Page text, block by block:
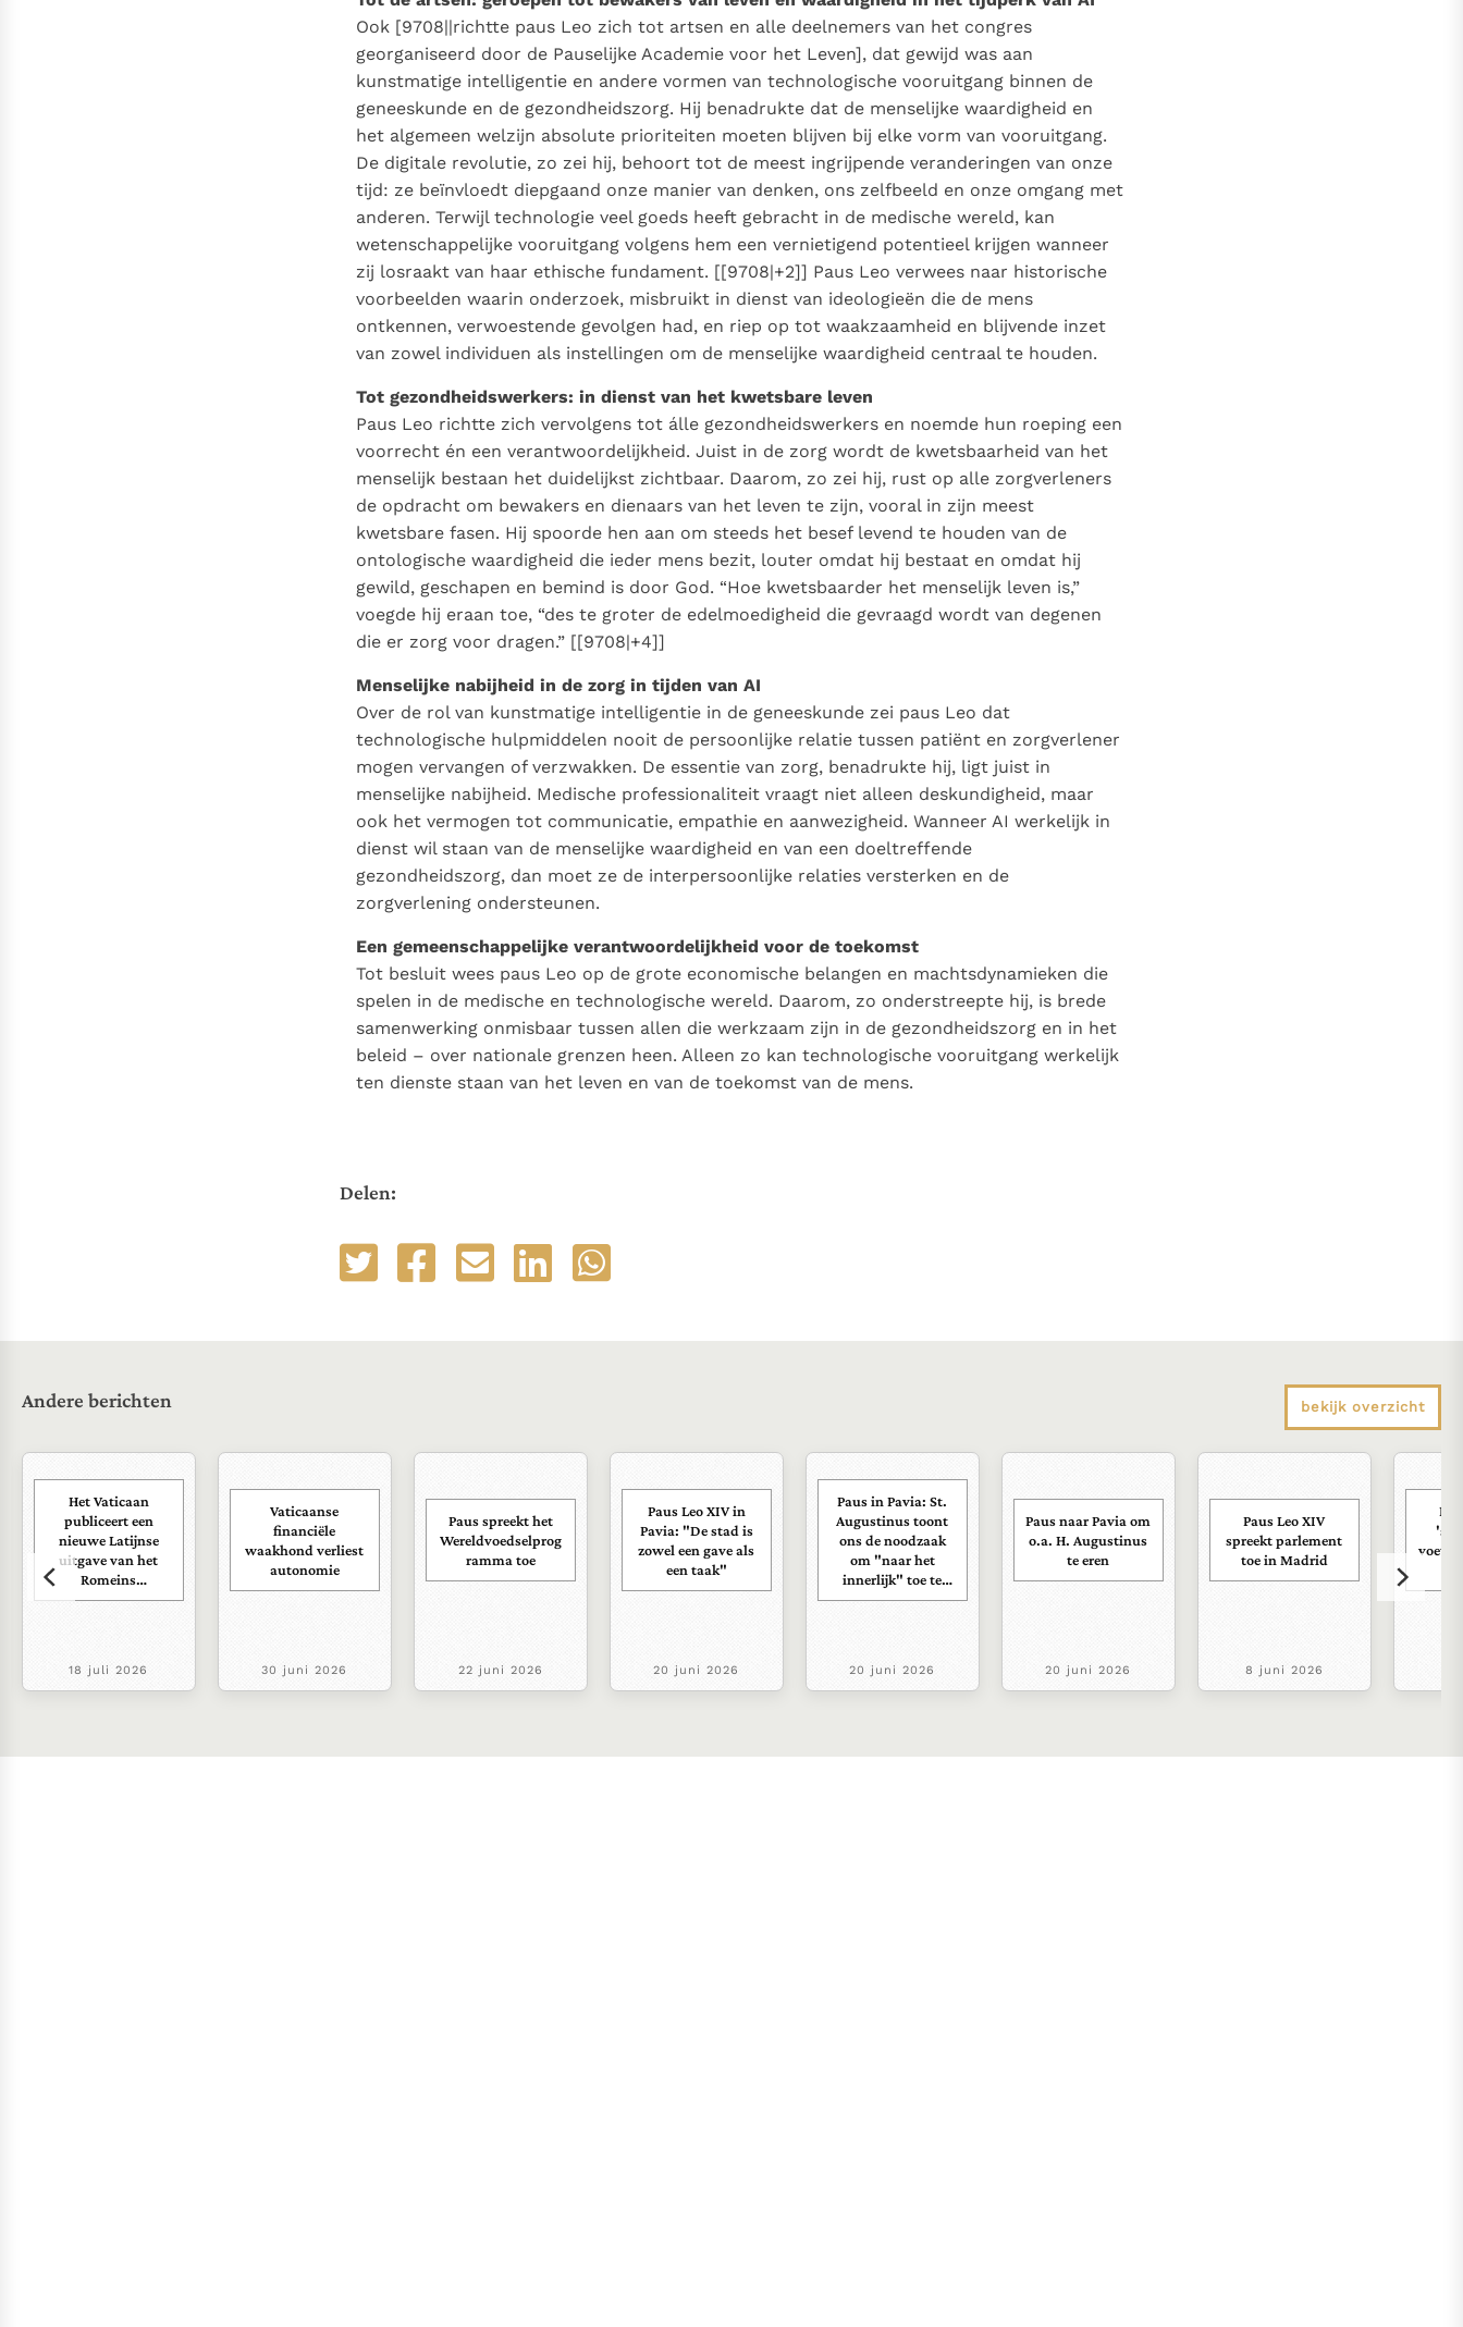
Ook [9708||richtte paus Leo zich tot artsen en alle deelnemers van het congres
georganiseerd door de Pauselijke Academie voor het Leven], dat gewijd was aan
kunstmatige intelligentie en andere vormen van technologische vooruitgang binnen de
geneeskunde en de gezondheidszorg. Hij benadrukte dat de menselijke waardigheid en
het algemeen welzijn absolute prioriteiten moeten blijven bij elke vorm van vooruitgang.
De digitale revolutie, zo zei hij, behoort tot de meest ingrijpende veranderingen van onze
tijd: ze beïnvloedt diepgaand onze manier van denken, ons zelfbeeld en onze omgang met
anderen. Terwijl technologie veel goeds heeft gebracht in de medische wereld, kan
wetenschappelijke vooruitgang volgens hem een vernietigend potentieel krijgen wanneer
zij losraakt van haar ethische fundament. [[9708|+2]] Paus Leo verwees naar historische
voorbeelden waarin onderzoek, misbruikt in dienst van ideologieën die de mens
ontkennen, verwoestende gevolgen had, en riep op tot waakzaamheid en blijvende inzet
van zowel individuen als instellingen om de menselijke waardigheid centraal te houden.
Tot gezondheidswerkers: in dienst van het kwetsbare leven
Paus Leo richtte zich vervolgens tot álle gezondheidswerkers en noemde hun roeping een
voorrecht én een verantwoordelijkheid. Juist in de zorg wordt de kwetsbaarheid van het
menselijk bestaan het duidelijkst zichtbaar. Daarom, zo zei hij, rust op alle zorgverleners
de opdracht om bewakers en dienaars van het leven te zijn, vooral in zijn meest
kwetsbare fasen. Hij spoorde hen aan om steeds het besef levend te houden van de
ontologische waardigheid die ieder mens bezit, louter omdat hij bestaat en omdat hij
gewild, geschapen en bemind is door God. “Hoe kwetsbaarder het menselijk leven is,”
voegde hij eraan toe, “des te groter de edelmoedigheid die gevraagd wordt van degenen
die er zorg voor dragen.” [[9708|+4]]
Menselijke nabijheid in de zorg in tijden van AI
Over de rol van kunstmatige intelligentie in de geneeskunde zei paus Leo dat
technologische hulpmiddelen nooit de persoonlijke relatie tussen patiënt en zorgverlener
mogen vervangen of verzwakken. De essentie van zorg, benadrukte hij, ligt juist in
menselijke nabijheid. Medische professionaliteit vraagt niet alleen deskundigheid, maar
ook het vermogen tot communicatie, empathie en aanwezigheid. Wanneer AI werkelijk in
dienst wil staan van de menselijke waardigheid en van een doeltreffende
gezondheidszorg, dan moet ze de interpersoonlijke relaties versterken en de
zorgverlening ondersteunen.
Een gemeenschappelijke verantwoordelijkheid voor de toekomst
Tot besluit wees paus Leo op de grote economische belangen en machtsdynamieken die
spelen in de medische en technologische wereld. Daarom, zo onderstreepte hij, is brede
samenwerking onmisbaar tussen allen die werkzaam zijn in de gezondheidszorg en in het
beleid – over nationale grenzen heen. Alleen zo kan technologische vooruitgang werkelijk
ten dienste staan van het leven en van de toekomst van de mens.
Delen:
Andere berichten bekijk overzicht
Het Vaticaan
publiceert een
nieuwe Latijnse
uitgave van het
Romeins
martyrologium
18 juli 2026
Vaticaanse
financiële
waakhond verliest
autonomie
30 juni 2026
Paus spreekt het
Wereldvoedselprog
ramma toe
22 juni 2026
Paus Leo XIV in
Pavia: "De stad is
zowel een gave als
een taak"
20 juni 2026
Paus in Pavia: St.
Augustinus toont
ons de noodzaak
om "naar het
innerlijk" toe te
keren.
20 juni 2026
Paus naar Pavia om
o.a. H. Augustinus
te eren
20 juni 2026
Paus Leo XIV
spreekt parlement
toe in Madrid
8 juni 2026